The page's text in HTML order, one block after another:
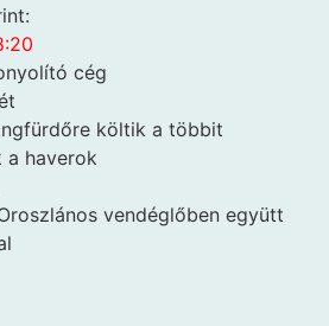
cég
költik a többit
a haverok
vendéglőben együtt